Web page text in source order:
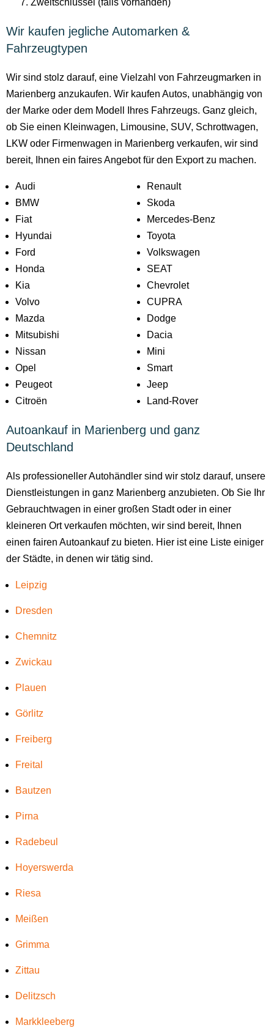
Zweitschlüssel (falls vorhanden)
Wir kaufen jegliche Automarken &
Fahrzeugtypen
Wir sind stolz darauf, eine Vielzahl von Fahrzeugmarken in
Marienberg anzukaufen. Wir kaufen Autos, unabhängig von
der Marke oder dem Modell Ihres Fahrzeugs. Ganz gleich,
ob Sie einen Kleinwagen, Limousine, SUV, Schrottwagen,
LKW oder Firmenwagen in Marienberg verkaufen, wir sind
bereit, Ihnen ein faires Angebot für den Export zu machen.
Audi
BMW
Fiat
Hyundai
Ford
Honda
Kia
Volvo
Mazda
Mitsubishi
Nissan
Opel
Peugeot
Citroën
Renault
Skoda
Mercedes-Benz
Toyota
Volkswagen
SEAT
Chevrolet
CUPRA
Dodge
Dacia
Mini
Smart
Jeep
Land-Rover
Autoankauf in Marienberg und ganz
Deutschland
Als professioneller Autohändler sind wir stolz darauf, unsere
Dienstleistungen in ganz Marienberg anzubieten. Ob Sie Ihr
Gebrauchtwagen in einer großen Stadt oder in einer
kleineren Ort verkaufen möchten, wir sind bereit, Ihnen
einen fairen Autoankauf zu bieten. Hier ist eine Liste einiger
der Städte, in denen wir tätig sind.
Leipzig
Dresden
Chemnitz
Zwickau
Plauen
Görlitz
Freiberg
Freital
Bautzen
Pirna
Radebeul
Hoyerswerda
Riesa
Meißen
Grimma
Zittau
Delitzsch
Markkleeberg